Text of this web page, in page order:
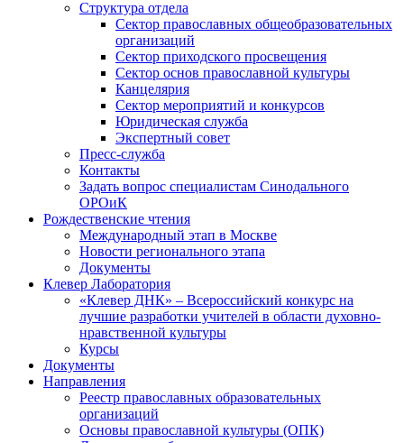
Структура отдела
Сектор православных общеобразовательных
организаций
Сектор приходского просвещения
Сектор основ православной культуры
Канцелярия
Сектор мероприятий и конкурсов
Юридическая служба
Экспертный совет
Пресс-служба
Контакты
Задать вопрос специалистам Синодального
ОРОиК
Рождественские чтения
Международный этап в Москве
Новости регионального этапа
Документы
Клевер Лаборатория
«Клевер ДНК» – Всероссийский конкурс на
лучшие разработки учителей в области духовно-
нравственной культуры
Курсы
Документы
Направления
Реестр православных образовательных
организаций
Основы православной культуры (ОПК)